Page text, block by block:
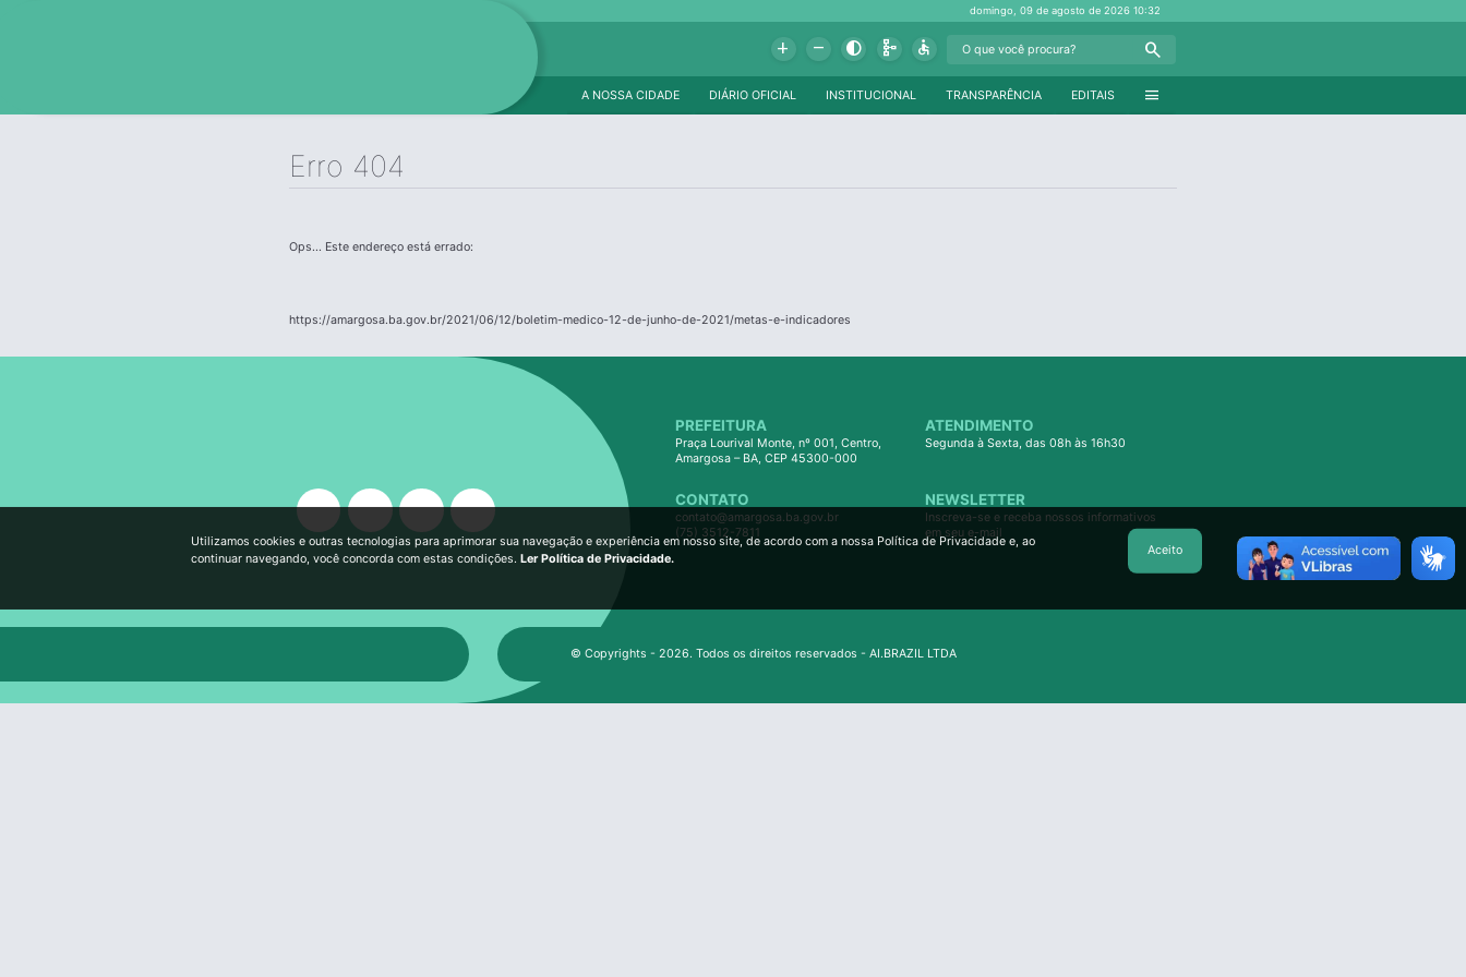
domingo, 09 de agosto de 202610:32
Add Remove Contrast Schema Accessible Search
menu
EDITAIS
TRANSPARÊNCIA
INSTITUCIONAL
DIÁRIO OFICIAL
A NOSSA CIDADE
Erro 404
Ops... Este endereço está errado:
https://amargosa.ba.gov.br/2021/06/12/boletim-medico-12-de-junho-de-2021/metas-e-indicadores
PREFEITURA
Praça Lourival Monte, nº 001, Centro,
Amargosa – BA, CEP 45300-000
ATENDIMENTO
Segunda à Sexta, das 08h às 16h30
CONTATO
contato@amargosa.ba.gov.br
(75) 3512-7811
NEWSLETTER
Inscreva-se e receba nossos informativos
em seu e-mail
© Copyrights - 2026. Todos os direitos reservados - AI.BRAZIL LTDA
Utilizamos cookies e outras tecnologias para aprimorar sua navegação e experiência em nosso site, de acordo com a nossa Política de Privacidade e, ao
continuar navegando, você concorda com estas condições. Ler Política de Privacidade.
Aceito